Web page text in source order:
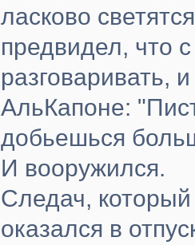
ласково
предвидел, что
разговаривать,
АльКапоне:
добьешься
И вооружился.
Следач,
оказался в